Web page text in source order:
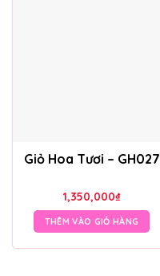
Giỏ Hoa Tươi – GH027
1,350,000₫
THÊM VÀO GIỎ HÀNG